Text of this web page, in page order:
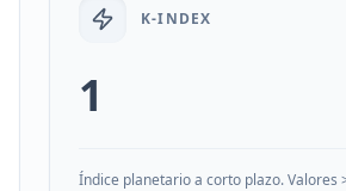
K-INDEX
1
Índice planetario a corto plazo. Valores